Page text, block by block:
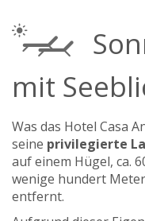
mit
Was das Hotel Casa
seine privilegierte
auf einem Hügel, ca.
wenige hundert
entfernt.